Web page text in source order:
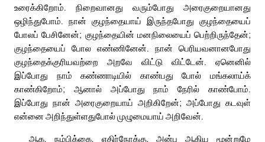
உரைக்கிறோம். நிறைவானது வரும்போது அரைகுறையானது
ஒழிந்துபோம். நான் குழந்தையாய் இருந்தபோது குழந்தையைப்
போலப் பேசினேன்; குழந்தையின் மனநிலையைப் பெற்றிருந்தேன்;
குழந்தையைப் போல எண்ணினேன். நான் பெரியவனானபோது
குழந்தைக்குரியவற்றை அறவே விட்டு விட்டேன். ஏனெனில்
இப்போது நாம் கண்ணாடியில் காண்பது போல் மங்கலாய்க்
காண்கிறோம்; ஆனால் அப்போது நாம் நேரில் காண்போம்.
இப்போது நான் அரைகுறையாய் அறிகிறேன்; அப்போது கடவுள்
என்னை அறிந்துள்ளதுபோல் முழுமையாய் அறிவேன்.
ஆக, நம்பிக்கை, எதிர்நோக்கு, அன்பு ஆகிய மூன்றுமே